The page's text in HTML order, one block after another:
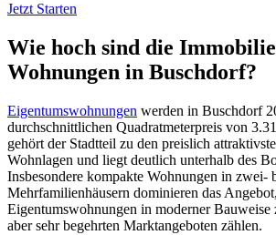
Jetzt Starten
Wie hoch sind die
Wohnungen in Buschdorf?
Eigentumswohnungen werden in Buschdorf
durchschnittlichen Quadratmeterpreis von
gehört der Stadtteil zu den preislich
Wohnlagen und liegt deutlich unterhalb des
Insbesondere kompakte Wohnungen in zwei-
Mehrfamilienhäusern dominieren das
Eigentumswohnungen in moderner Bauweise
aber sehr begehrten Marktangeboten zählen.